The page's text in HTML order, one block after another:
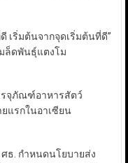
เริ่มต้นจากจุดเริ่มต้นที่ดี”
ล็ดพันธุ์แตงโม
รจุภัณฑ์อาหารสัตว์
ยแรกในอาเซียน
ศธ. กำหนดนโยบายส่ง